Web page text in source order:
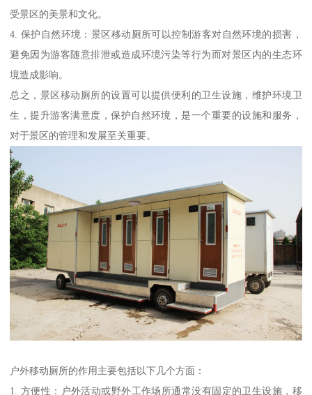
受景区的美景和文化。
4. 保护自然环境：景区移动厕所可以控制游客对自然环境的损害，
避免因为游客随意排泄或造成环境污染等行为而对景区内的生态环
境造成影响。
总之，景区移动厕所的设置可以提供便利的卫生设施，维护环境卫
生，提升游客满意度，保护自然环境，是一个重要的设施和服务，
对于景区的管理和发展至关重要。
户外移动厕所的作用主要包括以下几个方面：
1. 方便性：户外活动或野外工作场所通常没有固定的卫生设施，移